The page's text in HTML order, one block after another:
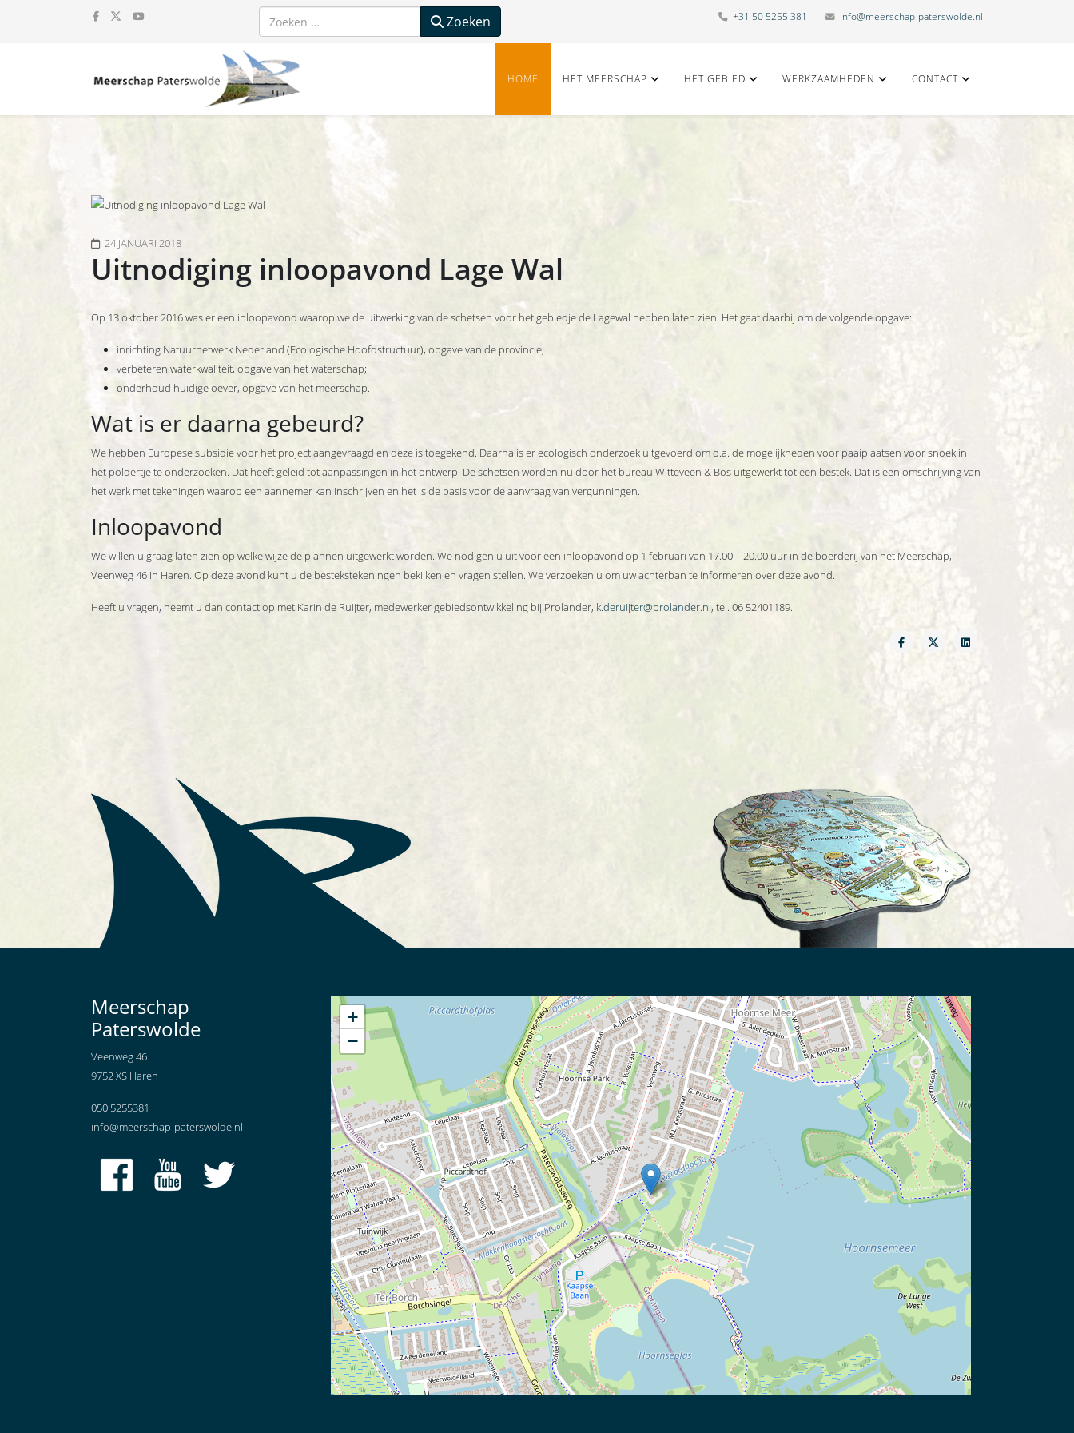
Zoeken Zoeken +31 50 5255 381 info@meerschap-paterswolde.nl
HOME HET MEERSCHAP HET GEBIED WERKZAAMHEDEN CONTACT
24 JANUARI 2018
Uitnodiging inloopavond Lage Wal
Op 13 oktober 2016 was er een inloopavond waarop we de uitwerking van de schetsen voor het gebiedje de Lagewal hebben laten zien. Het gaat daarbij om de volgende opgave:
inrichting Natuurnetwerk Nederland (Ecologische Hoofdstructuur), opgave van de provincie;
verbeteren waterkwaliteit, opgave van het waterschap;
onderhoud huidige oever, opgave van het meerschap.
Wat is er daarna gebeurd?
We hebben Europese subsidie voor het project aangevraagd en deze is toegekend. Daarna is er ecologisch onderzoek uitgevoerd om o.a. de mogelijkheden voor paaiplaatsen voor snoek in
het poldertje te onderzoeken. Dat heeft geleid tot aanpassingen in het ontwerp. De schetsen worden nu door het bureau Witteveen & Bos uitgewerkt tot een bestek. Dat is een omschrijving van
het werk met tekeningen waarop een aannemer kan inschrijven en het is de basis voor de aanvraag van vergunningen.
Inloopavond
We willen u graag laten zien op welke wijze de plannen uitgewerkt worden. We nodigen u uit voor een inloopavond op 1 februari van 17.00 – 20.00 uur in de boerderij van het Meerschap,
Veenweg 46 in Haren. Op deze avond kunt u de bestekstekeningen bekijken en vragen stellen. We verzoeken u om uw achterban te informeren over deze avond.
Heeft u vragen, neemt u dan contact op met Karin de Ruijter, medewerker gebiedsontwikkeling bij Prolander, k.deruijter@prolander.nl, tel. 06 52401189.
Meerschap
Paterswolde
Veenweg 46
9752 XS Haren
050 5255381
info@meerschap-paterswolde.nl
+
−